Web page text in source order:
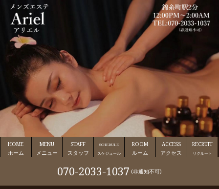
HOME
ホーム
MENU
メニュー
STAFF
スタッフ
SCHEDULE
スケジュール
ROOM
ルーム
ACCESS
アクセス
RECRUIT
リクルート
070-2033-1037 (非通知不可)